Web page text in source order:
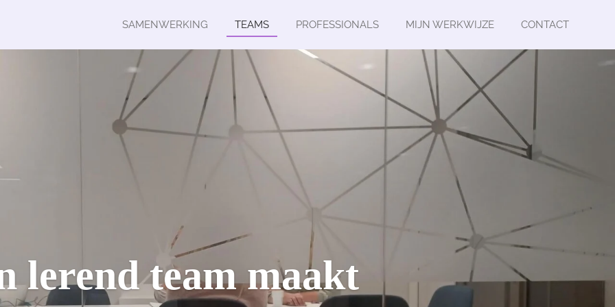
SAMENWERKING TEAMS PROFESSIONALS MIJN WERKWIJZE CONTACT
lerend team maakt